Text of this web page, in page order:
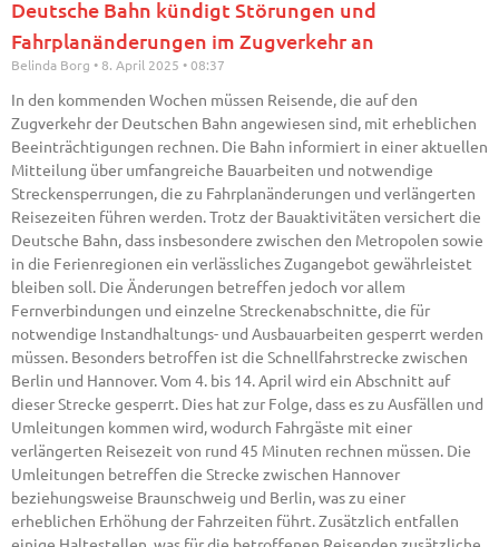
Deutsche Bahn kündigt Störungen und
Fahrplanänderungen im Zugverkehr an
Belinda Borg 8. April 2025 08:37
In den kommenden Wochen müssen Reisende, die auf den
Zugverkehr der Deutschen Bahn angewiesen sind, mit erheblichen
Beeinträchtigungen rechnen. Die Bahn informiert in einer aktuellen
Mitteilung über umfangreiche Bauarbeiten und notwendige
Streckensperrungen, die zu Fahrplanänderungen und verlängerten
Reisezeiten führen werden. Trotz der Bauaktivitäten versichert die
Deutsche Bahn, dass insbesondere zwischen den Metropolen sowie
in die Ferienregionen ein verlässliches Zugangebot gewährleistet
bleiben soll. Die Änderungen betreffen jedoch vor allem
Fernverbindungen und einzelne Streckenabschnitte, die für
notwendige Instandhaltungs- und Ausbauarbeiten gesperrt werden
müssen. Besonders betroffen ist die Schnellfahrstrecke zwischen
Berlin und Hannover. Vom 4. bis 14. April wird ein Abschnitt auf
dieser Strecke gesperrt. Dies hat zur Folge, dass es zu Ausfällen und
Umleitungen kommen wird, wodurch Fahrgäste mit einer
verlängerten Reisezeit von rund 45 Minuten rechnen müssen. Die
Umleitungen betreffen die Strecke zwischen Hannover
beziehungsweise Braunschweig und Berlin, was zu einer
erheblichen Erhöhung der Fahrzeiten führt. Zusätzlich entfallen